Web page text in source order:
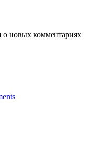
о новых комментариях